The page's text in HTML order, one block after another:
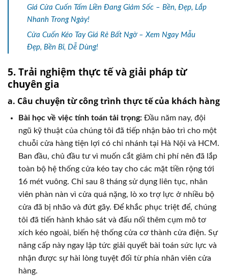
Giá Cửa Cuốn Tấm Liền Đang Giảm Sốc – Bền, Đẹp, Lắp
Nhanh Trong Ngày!
Cửa Cuốn Kéo Tay Giá Rẻ Bất Ngờ – Xem Ngay Mẫu
Đẹp, Bền Bỉ, Dễ Dùng!
5. Trải nghiệm thực tế và giải pháp từ
chuyên gia
a. Câu chuyện từ công trình thực tế của khách hàng
Bài học về việc tính toán tải trọng:Đầu năm nay, đội
ngũ kỹ thuật của chúng tôi đã tiếp nhận bảo trì cho một
chuỗi cửa hàng tiện lợi có chi nhánh tại Hà Nội và HCM.
Ban đầu, chủ đầu tư vì muốn cắt giảm chi phí nên đã lắp
toàn bộ hệ thống cửa kéo tay cho các mặt tiền rộng tới
16 mét vuông. Chỉ sau 8 tháng sử dụng liên tục, nhân
viên phàn nàn vì cửa quá nặng, lò xo trợ lực ở nhiều bộ
cửa đã bị nhão và đứt gãy. Để khắc phục triệt để, chúng
tôi đã tiến hành khảo sát và đấu nối thêm cụm mô tơ
xích kéo ngoài, biến hệ thống cửa cơ thành cửa điện. Sự
nâng cấp này ngay lập tức giải quyết bài toán sức lực và
nhận được sự hài lòng tuyệt đối từ phía nhân viên cửa
hàng.